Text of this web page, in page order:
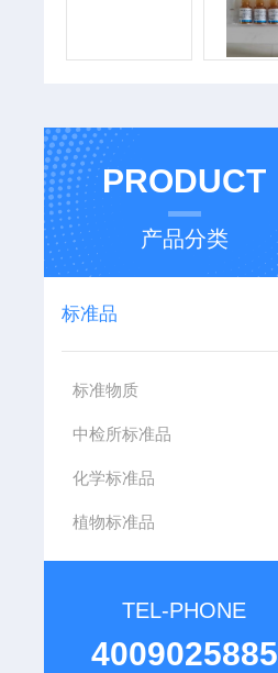
PRODUCT
产品分类
标准品
标准物质
中检所标准品
化学标准品
植物标准品
TEL-PHONE
4009025885